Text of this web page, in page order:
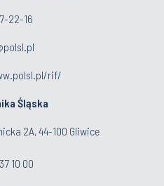
22-16
rif/
Śląska
2A, 44-100 Gliwice
10 00